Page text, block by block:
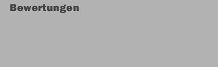
Bewertungen